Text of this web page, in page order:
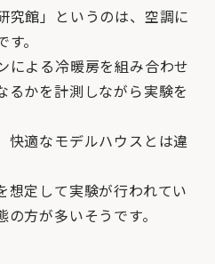
究館」というのは、空調に
。
による冷暖房を組み合わせ
るかを計測しながら実験を
快適なモデルハウスとは違
想定して実験が行われてい
方が多いそうです。